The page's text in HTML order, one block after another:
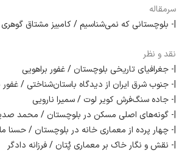
سرمقاله
|- بلوچستانی ‌که ‌نمی‌شناسیم / کامبیز مشتاق گوهری
نقد و نظر
|- ‌جغرافیای ‌تاریخی ‌بلوچستان / غفور براهویی
|- ‌جنوب ‌شرق ‌ایران‌ از ‌دیدگاه ‌باستان‌شناختی / غفور
|- ‌جاده‌ سنگ‌‌فرش کویر ‌لوت / سمیرا نارویی
|- ‌گونه‌های ‌اصلی‌ مسکن ‌در ‌بلوچستان / محمد
|- ‌چهار پرده ‌از ‌معماری‌ خانه ‌در‌ بلوچستان / حسنا
|- ‌نقش ‌و ‌نگار ‌خاک ‌بر‌ معماری ‌پُتان / فرزانه دادگر